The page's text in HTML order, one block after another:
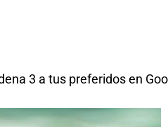
3 a tus preferidos en